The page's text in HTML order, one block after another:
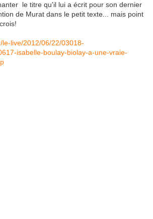
le titre qu'il lui a écrit pour son dernier
de Murat dans le petit texte... mais point
le-live/2012/06/22/03018-
isabelle-boulay-biolay-a-une-vraie-